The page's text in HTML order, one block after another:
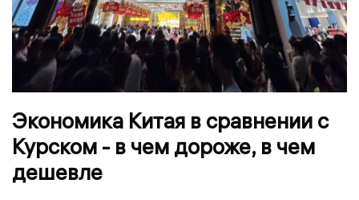
Экономика Китая в сравнении с
Курском - в чем дороже, в чем
дешевле